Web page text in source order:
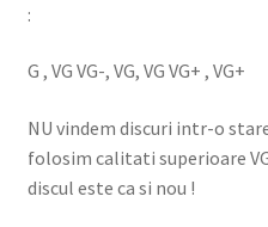
:
G , VG VG-, VG, VG VG+ , VG+
NU vindem discuri intr-o
folosim calitati superioare
discul este ca si nou !